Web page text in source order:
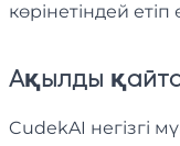
көрінетіндей етіп
Ақылды
CudekAI негізгі